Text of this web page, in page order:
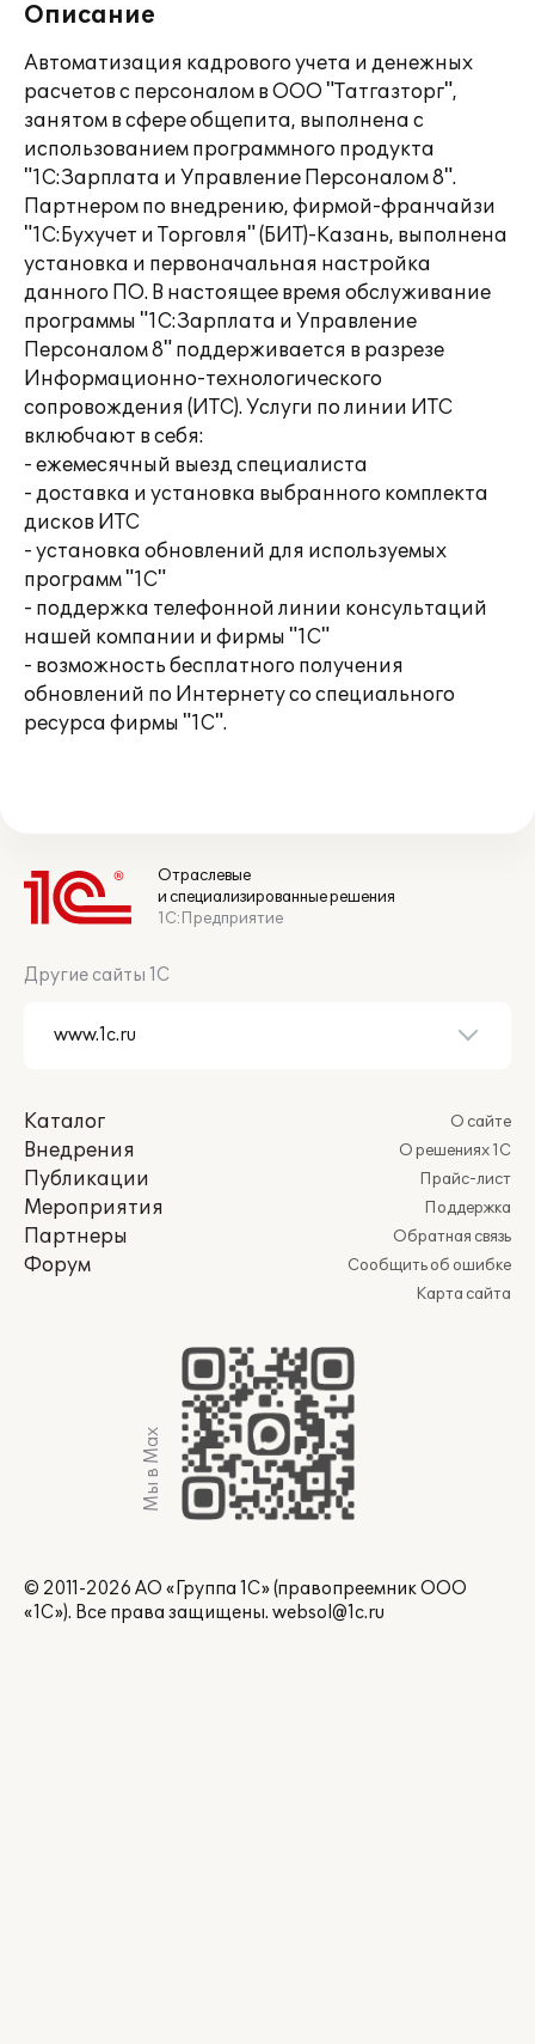
Описание
Автоматизация кадрового учета и денежных
расчетов с персоналом в ООО "Татгазторг",
занятом в сфере общепита, выполнена с
использованием программного продукта
"1С:Зарплата и Управление Персоналом 8".
Партнером по внедрению, фирмой-франчайзи
"1С:Бухучет и Торговля" (БИТ)-Казань, выполнена
установка и первоначальная настройка
данного ПО. В настоящее время обслуживание
программы "1С:Зарплата и Управление
Персоналом 8" поддерживается в разрезе
Информационно-технологического
сопровождения (ИТС). Услуги по линии ИТС
вклюбчают в себя:
- ежемесячный выезд специалиста
- доставка и установка выбранного комплекта
дисков ИТС
- установка обновлений для используемых
программ "1С"
- поддержка телефонной линии консультаций
нашей компании и фирмы "1С"
- возможность бесплатного получения
обновлений по Интернету со специального
ресурса фирмы "1С".
Отраслевые
и специализированные решения
1С:Предприятие
Другие сайты 1С
Каталог
Внедрения
Публикации
Мероприятия
Партнеры
Форум
О сайте
О решениях 1С
Прайс-лист
Поддержка
Обратная связь
Сообщить об ошибке
Карта сайта
Мы в Max
© 2011-2026 АО «Группа 1С» (правопреемник ООО
«1С»). Все права защищены. websol@1c.ru